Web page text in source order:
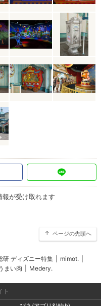
報が受け取れます
ページの先頭へ
研 ディズニー特集 mimot.
まい肉 Medery.
ト